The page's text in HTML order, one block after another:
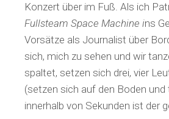
Konzert über im Fuß. Als ich
Fullsteam Space Machine ins
Vorsätze als Journalist über
sich, mich zu sehen und wir
spaltet, setzen sich drei, vier
(setzen sich auf den Boden und
innerhalb von Sekunden ist der